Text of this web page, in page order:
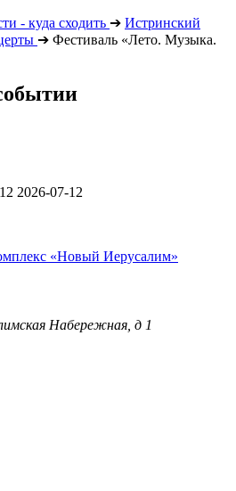
- куда сходить ➔ Истринский
➔ Фестиваль «Лето. Музыка.
2026-07-12
«Новый Иерусалим»
Набережная, д 1